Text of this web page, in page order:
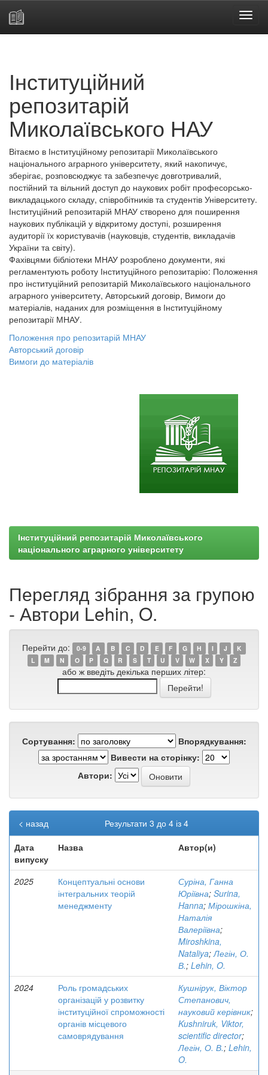
Інституційний
репозитарій
Миколаївського НАУ
Вітаємо в Інституційному репозитарії Миколаївського
національного аграрного університету, який накопичує,
зберігає, розповсюджує та забезпечує довготривалий,
постійний та вільний доступ до наукових робіт професорсько-
викладацького складу, співробітників та студентів Університету.
Інституційний репозитарій МНАУ створено для поширення
наукових публікацій у відкритому доступі, розширення
аудиторії їх користувачів (науковців, студентів, викладачів
України та світу).
Фахівцями бібліотеки МНАУ розроблено документи, які
регламентують роботу Інституційного репозитарію: Положення
про інституційний репозитарій Миколаївського національного
аграрного університету, Авторський договір, Вимоги до
матеріалів, наданих для розміщення в Інституційному
репозитарії МНАУ.
Положення про репозитарій МНАУ
Авторський договір
Вимоги до матеріалів
Інституційний репозитарій Миколаївського
національного аграрного університету
Перегляд зібрання за групою
- Автори Lehin, O.
Перейти до: 0-9 A B C D E F G H I J
K
L
M N O P Q R S T U V W X Y Z
або ж введіть декілька перших літер:
Сортування:
Впорядкування:
Вивести на сторінку:
Автори:
Результати 3 до 4 із 4
< назад
Дата
випуску
Назва Автор(и)
2025
Концептуальні основи
інтегральних теорій
менеджменту
Суріна, Ганна
Юріївна; Surina,
Hanna; Мірошкіна,
Наталія
Валеріївна;
Miroshkina,
Nataliya;Легін, О.
В.; Lehin, O.
2024
Роль громадських
організацій у розвитку
інституційної спроможності
органів місцевого
самоврядування
Кушнірук, Віктор
Степанович,
науковий керівник;
Kushniruk, Viktor,
scientific director;
Легін, О. В.; Lehin,
O.